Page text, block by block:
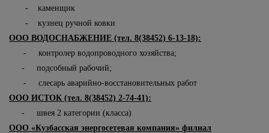
- каменщик
- кузнец ручной ковки
ООО ВОДОСНАБЖЕНИЕ (тел. 8(38452) 6-13-18):
- контролер водопроводного хозяйства;
- подсобный рабочий;
- слесарь аварийно-восстановительных работ
ООО ИСТОК (тел. 8(38452) 2-74-41):
- швея 2 категории (класса)
ООО «Кузбасская энергосетевая компания» филиал